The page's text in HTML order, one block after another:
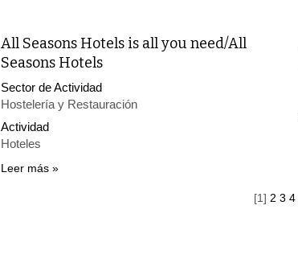
All Seasons Hotels is all you need/All
Seasons Hotels
Sector de Actividad
Hostelería y Restauración
Actividad
Hoteles
Leer más
[1] 2 3 4